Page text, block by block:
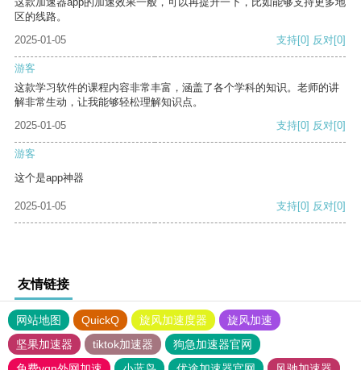
区的线路。
2025-01-05
支持[0] 反对[0]
游客
这款学习软件的课程内容非常丰富，涵盖了各个学科的知识。老师的讲
解非常生动，让我能够轻松理解知识点。
2025-01-05
支持[0] 反对[0]
游客
这个是app神器
2025-01-05 支持[0] 反对[0]
友情链接
网站地图 QuickQ 旋风加速度器
旋风加速
坚果加速器
tiktok加速器
狗急加速器官网